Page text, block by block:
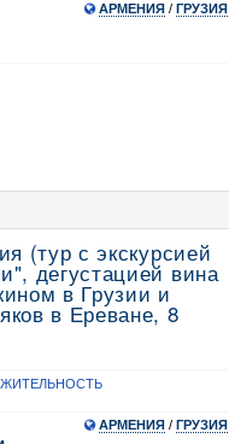
АРМЕНИЯ/ ГРУЗИЯ
(тур с экскурсией
дегустацией вина
в Грузии и
в Ереване, 8
АРМЕНИЯ/ ГРУЗИЯ